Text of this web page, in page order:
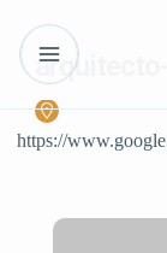
arquitecto-
https://